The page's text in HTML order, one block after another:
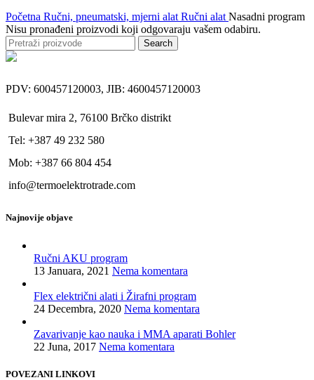
Početna Ručni, pneumatski, mjerni alat Ručni alat Nasadni program
Nisu pronađeni proizvodi koji odgovaraju vašem odabiru.
Search
PDV: 600457120003, JIB: 4600457120003
Bulevar mira 2, 76100 Brčko distrikt
Tel: +387 49 232 580
Mob: +387 66 804 454
info@termoelektrotrade.com
Najnovije objave
Ručni AKU program
13 Januara, 2021 Nema komentara
Flex električni alati i Žirafni program
24 Decembra, 2020 Nema komentara
Zavarivanje kao nauka i MMA aparati Bohler
22 Juna, 2017 Nema komentara
POVEZANI LINKOVI